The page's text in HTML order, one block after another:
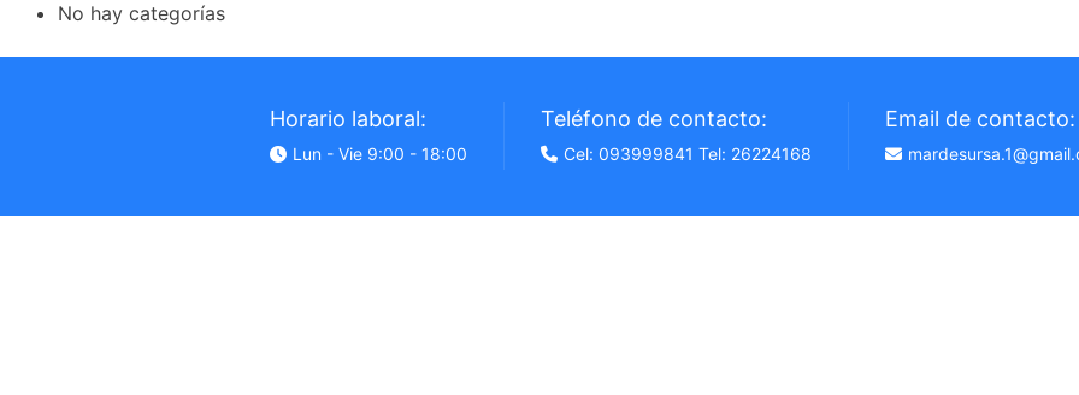
No hay categorías
Horario laboral:
Lun - Vie 9:00 - 18:00
Teléfono de contacto:
Cel: 093999841 Tel: 26224168
Email de contacto: